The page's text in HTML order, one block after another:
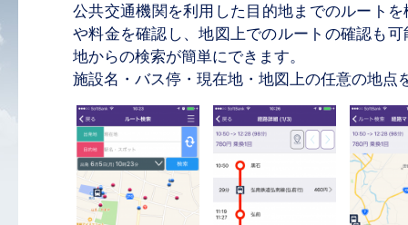
公共交通機関を利用した目的地までのルート
や料金を確認し、地図上でのルートの確認も
地からの検索が簡単にできます。
施設名・バス停・現在地・地図上の任意の地点